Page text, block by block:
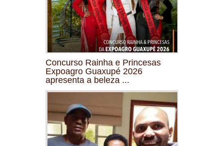
Concurso Rainha e Princesas
Expoagro Guaxupé 2026
apresenta a beleza ...